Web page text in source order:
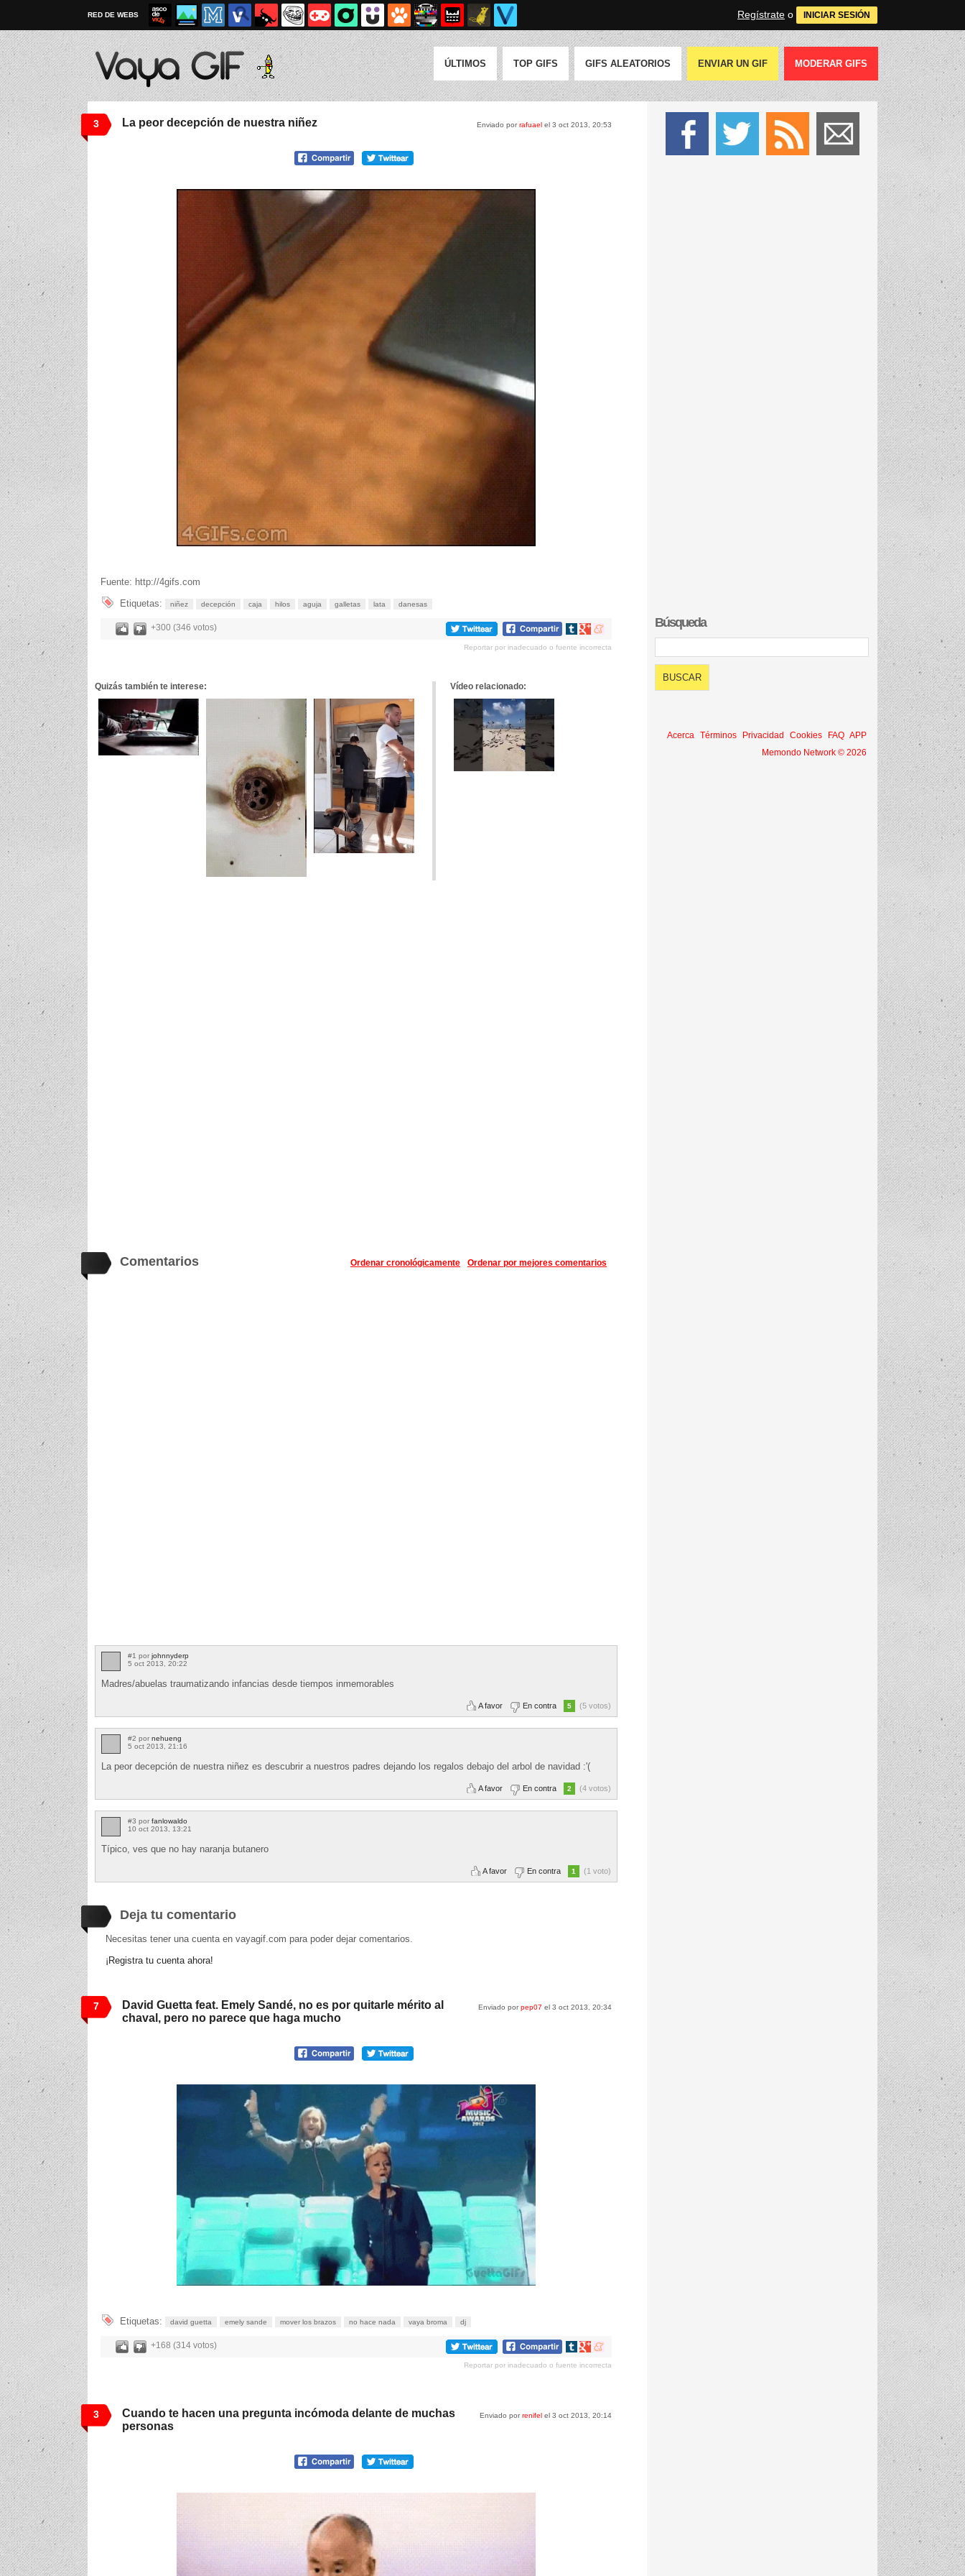
RED DE WEBS Regístrate o INICIAR SESIÓN
ÚLTIMOS TOP GIFS GIFS ALEATORIOS ENVIAR UN GIF MODERAR GIFS
3 Enviado porrafuael el 3 oct 2013, 20:53
La peor decepción de nuestra niñez
Fuente: http://4gifs.com
Etiquetas:
niñez decepción caja hilos aguja galletas lata danesas
+300 (346 votos)
Compartir
tumblr
Compartir
Google+
Compartir
meneame
Reportar por inadecuado o fuente incorrecta
Quizás también te interese: Vídeo relacionado:
Comentarios Ordenar por mejores comentarios
Ordenar cronológicamente
#1 por johnnyderp
5 oct 2013, 20:22
Madres/abuelas traumatizando infancias desde tiempos inmemorables
A favor En contra 5 (5 votos)
#2 por nehueng
5 oct 2013, 21:16
La peor decepción de nuestra niñez es descubrir a nuestros padres dejando los regalos debajo del arbol de navidad :'(
A favor En contra 2 (4 votos)
#3 por fanlowaldo
10 oct 2013, 13:21
Típico, ves que no hay naranja butanero
A favor En contra 1 (1 voto)
Deja tu comentario
Necesitas tener una cuenta en vayagif.com para poder dejar comentarios.
¡Registra tu cuenta ahora!
7 Enviado porpep07 el 3 oct 2013, 20:34
David Guetta feat. Emely Sandé, no es por quitarle mérito al
chaval, pero no parece que haga mucho
Etiquetas: david guetta emely sande mover los brazos no hace nada vaya broma dj
+168 (314 votos)
Compartir
tumblr
Compartir
Google+
Compartir
meneame
Reportar por inadecuado o fuente incorrecta
3 Enviado porrenifel el 3 oct 2013, 20:14
Cuando te hacen una pregunta incómoda delante de muchas
personas
Búsqueda
Acerca Términos Privacidad Cookies FAQ APP
Memondo Network © 2026